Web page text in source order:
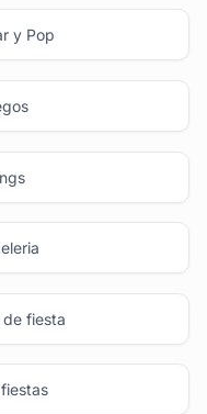
y Pop
fiesta